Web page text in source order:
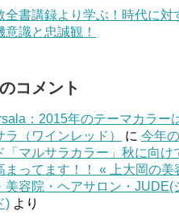
全書講録より学ぶ！時代に対
意識と忠誠観！
コメント
：2015年のテーマカラー
ラ（ワインレッド）
に 今年
「マルサラカラー」秋に向け
まってます！！ « 上大岡の美
美容院・ヘアサロン・JUDE(
) より